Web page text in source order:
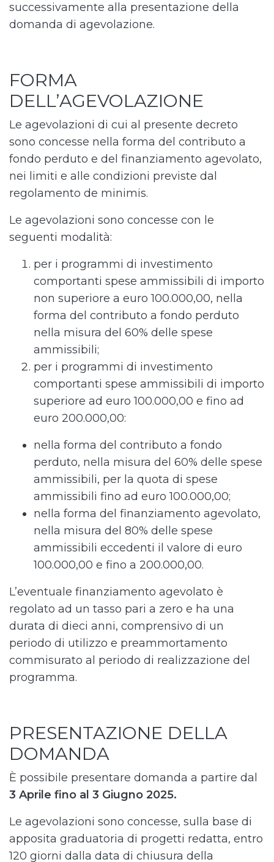
successivamente alla presentazione della
domanda di agevolazione.
FORMA
DELL’AGEVOLAZIONE
Le agevolazioni di cui al presente decreto
sono concesse nella forma del contributo a
fondo perduto e del finanziamento agevolato,
nei limiti e alle condizioni previste dal
regolamento de minimis.
Le agevolazioni sono concesse con le
seguenti modalità:
per i programmi di investimento
comportanti spese ammissibili di importo
non superiore a euro 100.000,00, nella
forma del contributo a fondo perduto
nella misura del 60% delle spese
ammissibili;
per i programmi di investimento
comportanti spese ammissibili di importo
superiore ad euro 100.000,00 e fino ad
euro 200.000,00:
nella forma del contributo a fondo
perduto, nella misura del 60% delle spese
ammissibili, per la quota di spese
ammissibili fino ad euro 100.000,00;
nella forma del finanziamento agevolato,
nella misura del 80% delle spese
ammissibili eccedenti il valore di euro
100.000,00 e fino a 200.000,00.
L’eventuale finanziamento agevolato è
regolato ad un tasso pari a zero e ha una
durata di dieci anni, comprensivo di un
periodo di utilizzo e preammortamento
commisurato al periodo di realizzazione del
programma.
PRESENTAZIONE DELLA
DOMANDA
È possibile presentare domanda a partire dal
3 Aprile fino al 3 Giugno 2025.
Le agevolazioni sono concesse, sulla base di
apposita graduatoria di progetti redatta, entro
120 giorni dalla data di chiusura della